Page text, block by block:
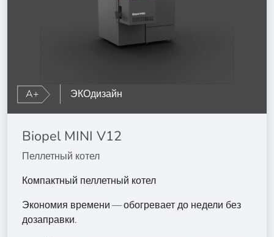
A+ ЭКОдизайн
Biopel MINI V12
Пеллетный котел
Компактный пеллетный котел
Экономия времени — обогревает до недели без
дозаправки.